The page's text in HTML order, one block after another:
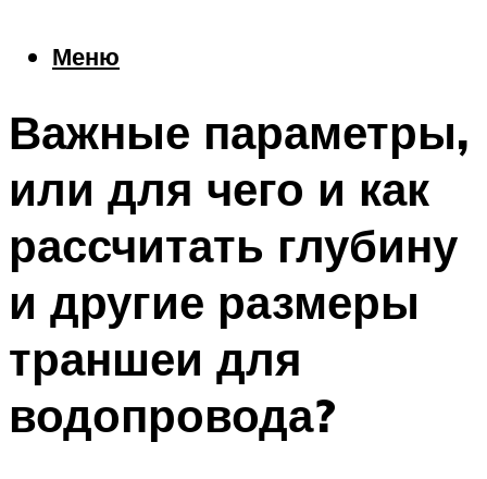
Меню
Важные параметры,
или для чего и как
рассчитать глубину
и другие размеры
траншеи для
водопровода?